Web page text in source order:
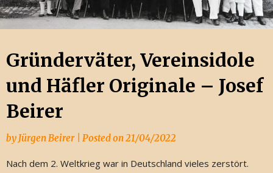
Gründerväter, Vereinsidole
und Häfler Originale – Josef
Beirer
by Jürgen Beirer Posted on21/04/2022
Nach dem 2. Weltkrieg war in Deutschland vieles zerstört.